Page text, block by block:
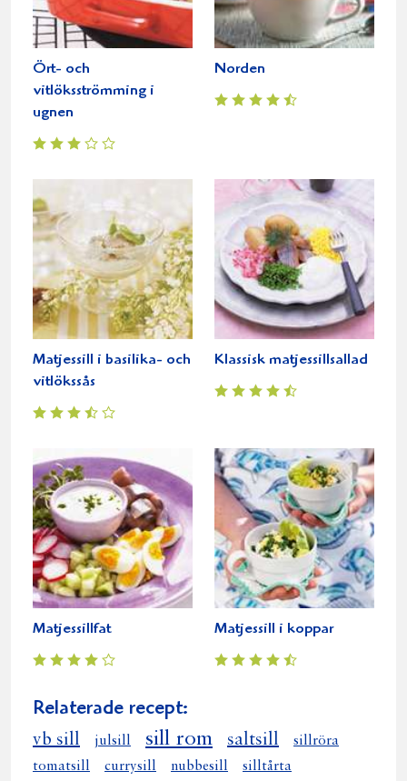
Ört- och
vitlöksströmming i
ugnen
Norden
Matjessill i basilika- och
vitlökssås
Klassisk matjessillsallad
Matjessillfat Matjessill i koppar
Relaterade recept:
vb sill julsill sill rom saltsill
sillröra
tomatsill
currysill nubbesill silltårta